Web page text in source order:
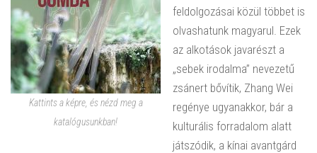
Kattints a képre, és nézd meg a
katalógusunkban!
feldolgozásai közül többet is
olvashatunk magyarul. Ezek
az alkotások javarészt a
„sebek irodalma” nevezetű
zsánert bővítik, Zhang Wei
regénye ugyanakkor, bár a
kulturális forradalom alatt
játszódik, a kínai avantgárd